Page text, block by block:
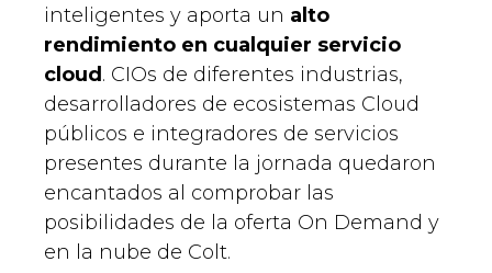
inteligentes y aporta un alto
rendimiento en cualquier servicio
cloud. CIOs de diferentes industrias,
desarrolladores de ecosistemas Cloud
públicos e integradores de servicios
presentes durante la jornada quedaron
encantados al comprobar las
posibilidades de la oferta On Demand y
en la nube de Colt.